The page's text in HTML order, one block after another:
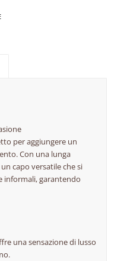
per aggiungere un
Con una lunga
capo versatile che si
informali, garantendo
una sensazione di lusso